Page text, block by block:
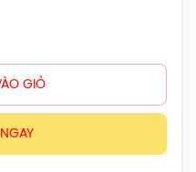
GIỎ
Hãng
6 Women
Chính Hãng